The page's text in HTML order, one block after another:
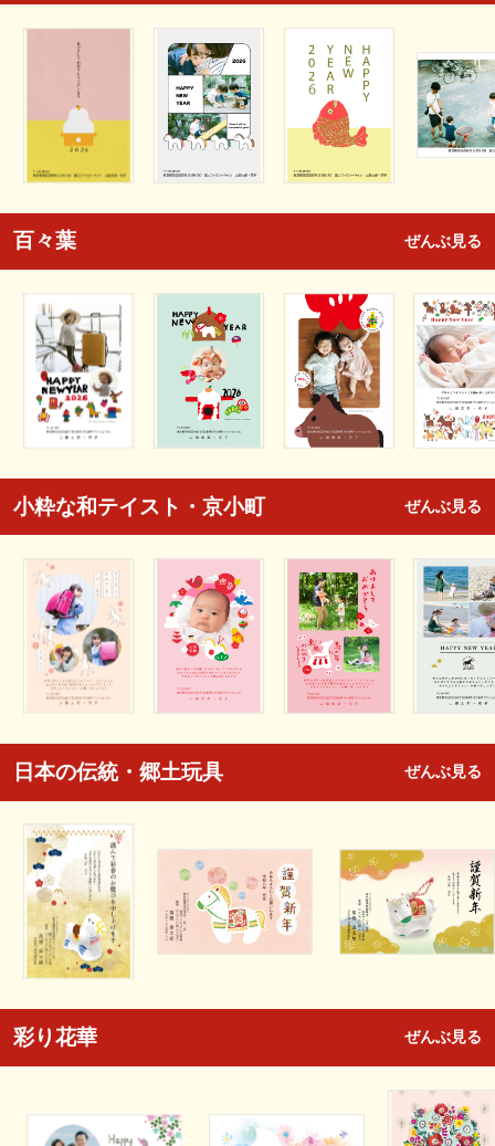
百々葉 ぜんぶ見る
小粋な和テイスト・京小町 ぜんぶ見る
日本の伝統・郷土玩具 ぜんぶ見る
彩り花華 ぜんぶ見る